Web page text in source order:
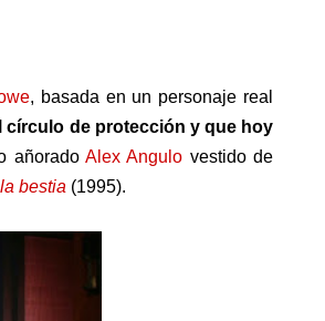
, basada en un personaje real
círculo de protección y que hoy
añoradoAlex Angulo vestido de
bestia (1995).